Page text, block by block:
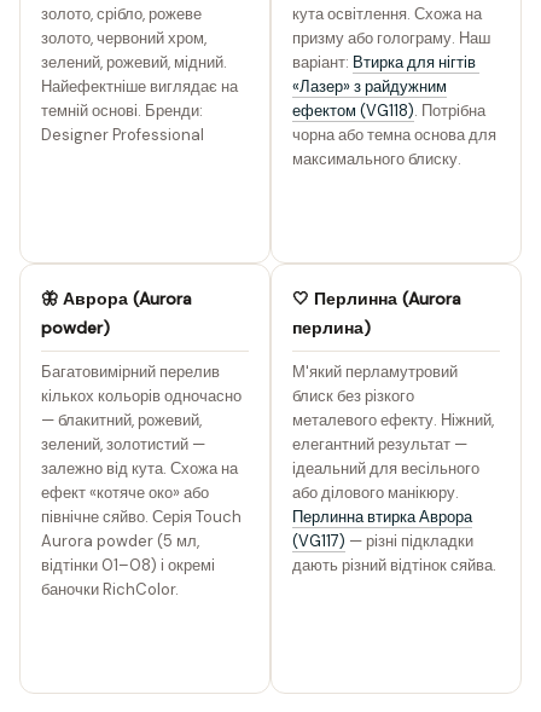
золото, срібло, рожеве
золото, червоний хром,
зелений, рожевий, мідний.
Найефектніше виглядає на
темній основі. Бренди:
Designer Professional
кута освітлення. Схожа на
призму або голограму. Наш
варіант: Втирка для нігтів
«Лазер» з райдужним
ефектом (VG118). Потрібна
чорна або темна основа для
максимального блиску.
🦋 Аврора (Aurora
powder)
Багатовимірний перелив
кількох кольорів одночасно
— блакитний, рожевий,
зелений, золотистий —
залежно від кута. Схожа на
ефект «котяче око» або
північне сяйво. Серія Touch
Aurora powder (5 мл,
відтінки 01–08) і окремі
баночки RichColor.
🤍 Перлинна (Aurora
перлина)
М'який перламутровий
блиск без різкого
металевого ефекту. Ніжний,
елегантний результат —
ідеальний для весільного
або ділового манікюру.
Перлинна втирка Аврора
(VG117) — різні підкладки
дають різний відтінок сяйва.